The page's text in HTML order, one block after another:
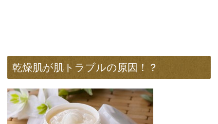
乾燥肌が肌トラブルの原因！？